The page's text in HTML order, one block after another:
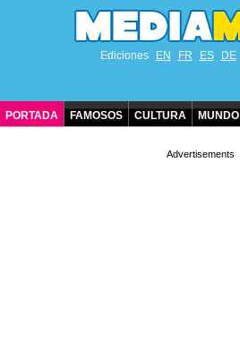
Ediciones EN FR ES DE
PORTADA FAMOSOS CULTURA MUNDO